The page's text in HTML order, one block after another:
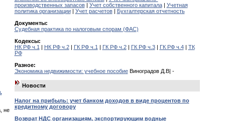
не
производственных запасов| Учет собственного капитала| Учетная
политика организации| Учет расчетов| Бухгалтерская отчетность
Документы:
Судебная практика по налоговым спорам (ФАС)
Кодексы:
НК РФ ч.1 | НК РФ ч.2| ГК РФ ч.1 | ГК РФ ч.2| ГК РФ ч.3| ГК РФ ч.4| ТК
РФ
Разное:
Экономика недвижимости: учебное пособиеВиноградов Д.В| -
Новости
Налог на прибыль: учет банком доходов в виде процентов по
кредитному договору
Возврат НДС организациям, экспортирующим водные